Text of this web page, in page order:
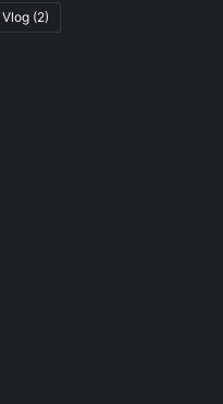
Vlog (2)